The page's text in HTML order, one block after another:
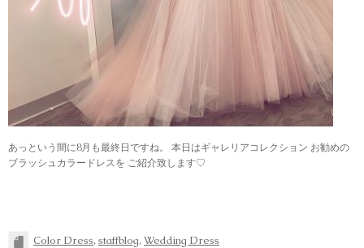
あっという間に8月も最終日ですね。 本日はギャレリアコレクション お勧めの
ブラッシュカラードレスを ご紹介致します♡
Color Dress, staffblog, Wedding Dress